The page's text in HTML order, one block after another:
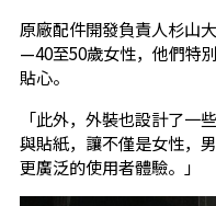
原廠配件開發負責人杉山
—40至50歲女性，他們特
貼心。
「此外，外裝也設計了一
與貼紙，讓不僅是女性，
更廣泛的使用者體驗。」